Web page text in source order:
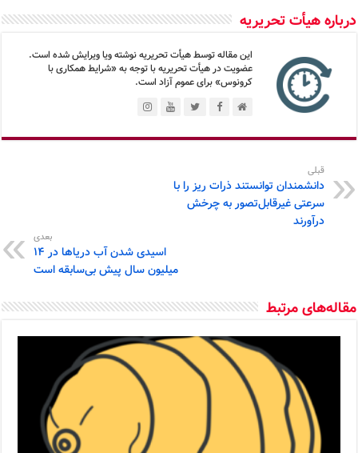
درباره هیأت تحریریه
این مقاله توسط هیأت تحریریه نوشته ویا ویرایش شده است.
عضویت در هیأت تحریریه با توجه به «شرایط همکاری با
کرونوس» برای عموم آزاد است.
قبلی
دانشمندان توانستند ذرات ریز را با
سرعتی غیرقابل‌تصور به چرخش
درآورند
بعدی
اسیدی شدن آب دریاها در ۱۴
میلیون سال پیش بی‌سابقه است
مقاله‌های مرتبط